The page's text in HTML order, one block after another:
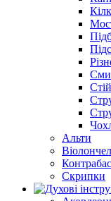
Альти
Скрипки